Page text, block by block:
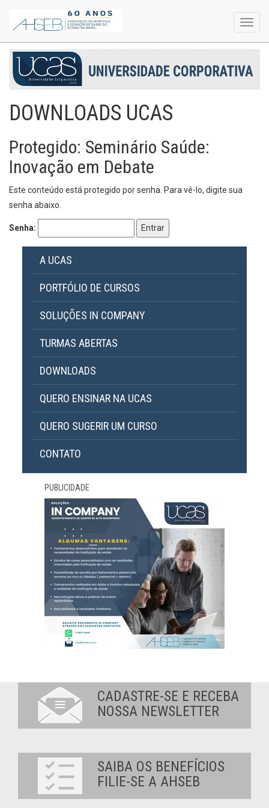
DOWNLOADS UCAS
Protegido: Seminário Saúde:
Inovação em Debate
Este conteúdo está protegido por senha. Para vê-lo, digite sua
senha abaixo.
Senha:
A UCAS
PORTFÓLIO DE CURSOS
SOLUÇÕES IN COMPANY
TURMAS ABERTAS
DOWNLOADS
QUERO ENSINAR NA UCAS
QUERO SUGERIR UM CURSO
CONTATO
PUBLICIDADE
CADASTRE-SE E RECEBA
NOSSA NEWSLETTER
SAIBA OS BENEFÍCIOS
FILIE-SE A AHSEB